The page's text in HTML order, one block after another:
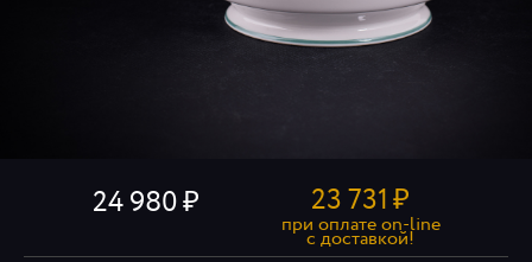
24 980 23 731₽
при оплате on-line
c доставкой!